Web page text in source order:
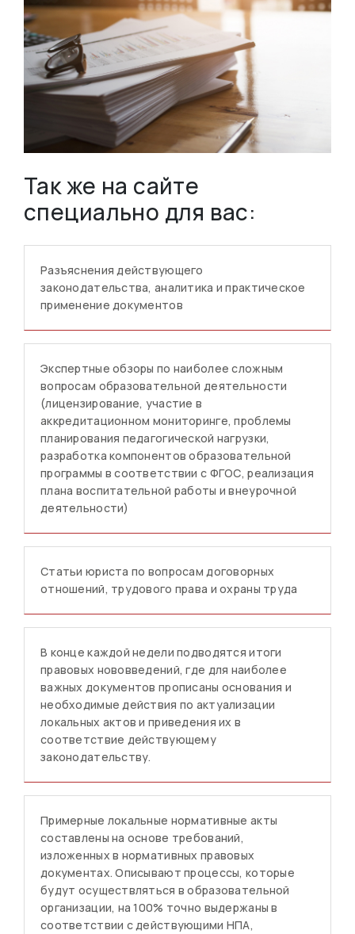
Так же на сайте
специально для вас:
Разъяснения действующего
законодательства, аналитика и практическое
применение документов
Экспертные обзоры по наиболее сложным
вопросам образовательной деятельности
(лицензирование, участие в
аккредитационном мониторинге, проблемы
планирования педагогической нагрузки,
разработка компонентов образовательной
программы в соответствии с ФГОС, реализация
плана воспитательной работы и внеурочной
деятельности)
Статьи юриста по вопросам договорных
отношений, трудового права и охраны труда
В конце каждой недели подводятся итоги
правовых нововведений, где для наиболее
важных документов прописаны основания и
необходимые действия по актуализации
локальных актов и приведения их в
соответствие действующему
законодательству.
Примерные локальные нормативные акты
составлены на основе требований,
изложенных в нормативных правовых
документах. Описывают процессы, которые
будут осуществляться в образовательной
организации, на 100% точно выдержаны в
соответствии с действующими НПА,